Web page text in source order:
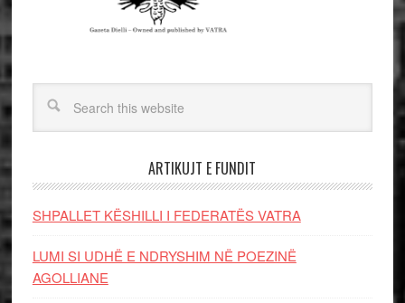
ARTIKUJT E FUNDIT
SHPALLET KËSHILLI I FEDERATËS VATRA
LUMI SI UDHË E NDRYSHIM NË POEZINË
AGOLLIANE